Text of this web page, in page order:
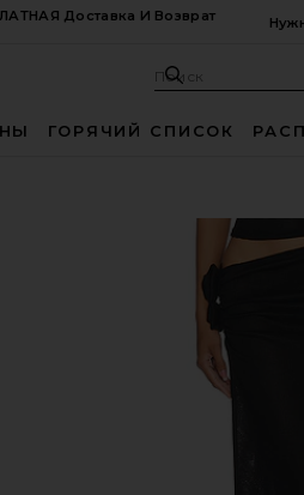
Доставка И Возврат
Поиск
ГОРЯЧИЙ СПИСОК
КУПАЛЬНИК